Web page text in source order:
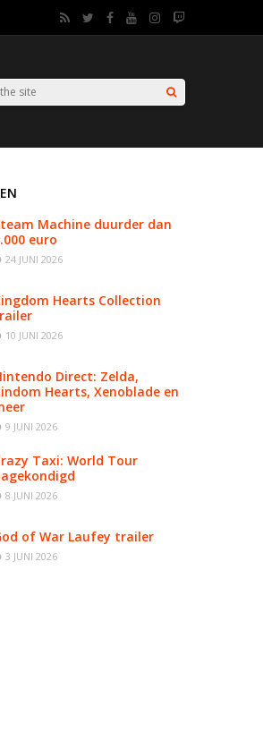
Machine duurder dan
euro
24 JUNI 2026
Hearts Collection
10 JUNI 2026
Direct: Zelda,
Hearts, Xenoblade en
9 JUNI 2026
Taxi: World Tour
8 JUNI 2026
of War Laufey trailer
3 JUNI 2026